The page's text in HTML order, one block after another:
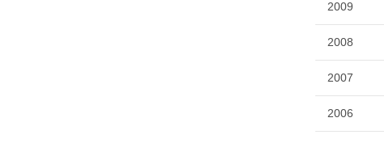
2009
2008
2007
2006